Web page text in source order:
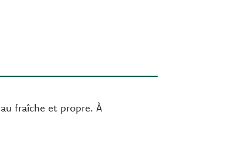
fraîche et propre. À